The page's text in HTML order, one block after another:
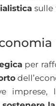
sulle
per